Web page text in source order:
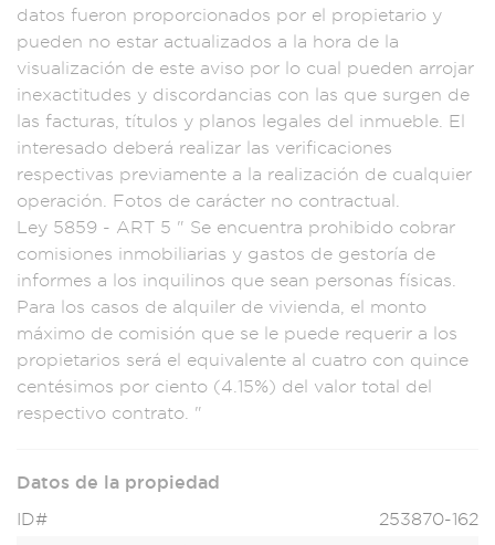
datos fueron proporcionados por el propietario y
pueden no estar actualizados a la hora de la
visualización de este aviso por lo cual pueden arrojar
inexactitudes y discordancias con las que surgen de
las facturas, títulos y planos legales del inmueble. El
interesado deberá realizar las verificaciones
respectivas previamente a la realización de cua lquier
operación. Fotos de carácter no contractual.
Ley 5859 - ART 5 " Se encuentra prohibido cobrar
comisiones inmobiliarias y gastos de gestoría de
informes a los inquilinos que sean personas físicas.
Para l os casos de alquil er de vivienda, el monto
máximo de comisión que se le puede requerir a los
propietarios será el equivalente al cuatro con quince
centésimos por ciento (4.15%) del valor total del
respectivo contrato. "
Datos de la propiedad
ID#
253870-162